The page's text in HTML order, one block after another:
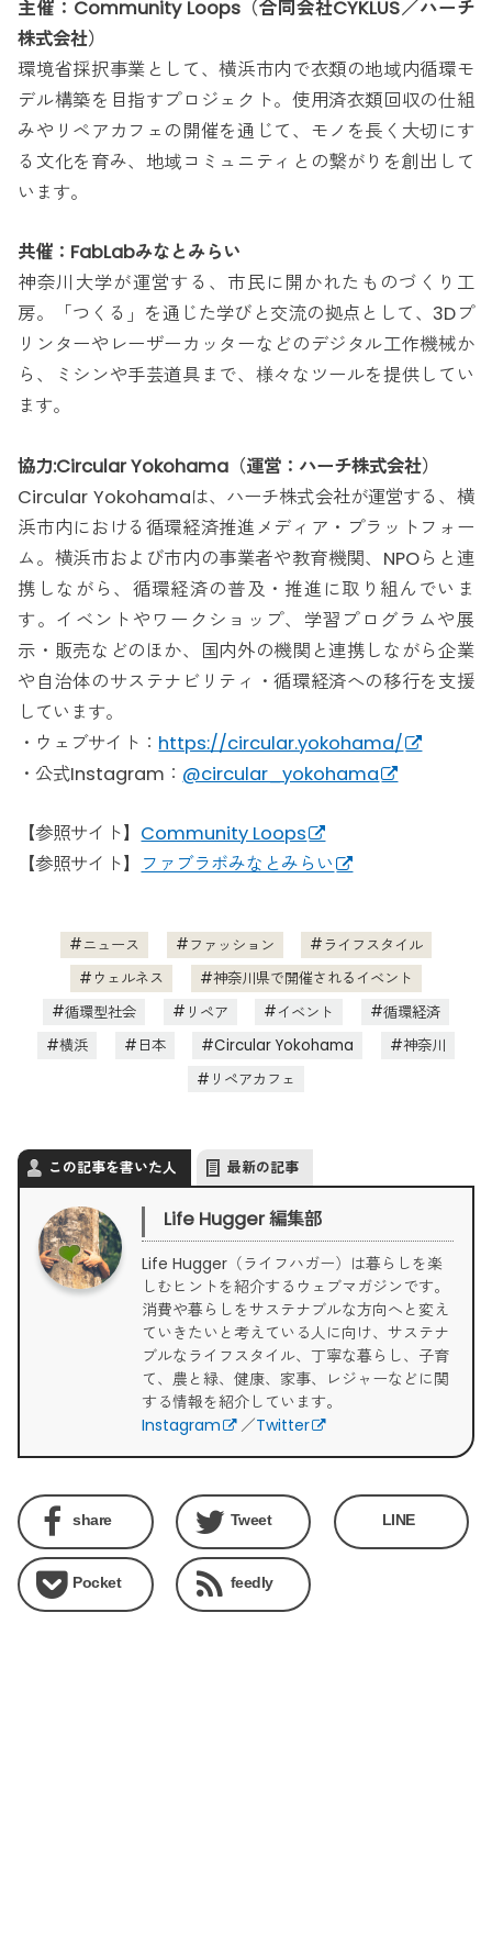
主催：Community Loops（合同会社CYKLUS／ハーチ
株式会社）
環境省採択事業として、横浜市内で衣類の地域内循環モ
デル構築を目指すプロジェクト。使用済衣類回収の仕組
みやリペアカフェの開催を通じて、モノを長く大切にす
る文化を育み、地域コミュニティとの繋がりを創出して
います。
共催：FabLabみなとみらい
神奈川大学が運営する、市民に開かれたものづくり工
房。「つくる」を通じた学びと交流の拠点として、3Dプ
リンターやレーザーカッターなどのデジタル工作機械か
ら、ミシンや手芸道具まで、様々なツールを提供してい
ます。
協力:Circular Yokohama（運営：ハーチ株式会社）
Circular Yokohamaは、ハーチ株式会社が運営する、横
浜市内における循環経済推進メディア・プラットフォー
ム。横浜市および市内の事業者や教育機関、NPOらと連
携しながら、循環経済の普及・推進に取り組んでいま
す。イベントやワークショップ、学習プログラムや展
示・販売などのほか、国内外の機関と連携しながら企業
や自治体のサステナビリティ・循環経済への移行を支援
しています。
・ウェブサイト： https://circular.yokohama/
・公式Instagram： @circular_yokohama
【参照サイト】 Community Loops
【参照サイト】
ファブラボみなとみらい
ニュース ファッション
ライフスタイル
ウェルネス
神奈川県で開催されるイベント
循環型社会
リペア イベント
循環経済
横浜
日本 Circular Yokohama
神奈川
リペアカフェ
この記事を書いた人 最新の記事
Life Hugger 編集部
Life Hugger（ライフハガー）は暮らしを楽
しむヒントを紹介するウェブマガジンです。
消費や暮らしをサステナブルな方向へと変え
ていきたいと考えている人に向け、サステナ
ブルなライフスタイル、丁寧な暮らし、子育
て、農と緑、健康、家事、レジャーなどに関
する情報を紹介しています。
Instagram
／Twitter
share Tweet LINE
Pocket feedly